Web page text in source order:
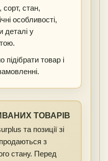
стан,
особливості,
деталі у
товар і
ТОВАРІВ
та позиції зі
з
стану. Перед